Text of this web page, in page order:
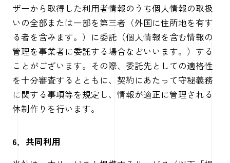
ザーから取得した利用者情報のうち個人情報の取扱
いの全部または一部を第三者（外国に住所地を有す
る者を含みます。）に委託（個人情報を含む情報の
管理を事業者に委託する場合などいいます。）する
ことがございます。その際、委託先としての適格性
を十分審査するとともに、契約にあたって守秘義務
に関する事項等を規定し、情報が適正に管理される
体制作りを行います。
6．共同利用